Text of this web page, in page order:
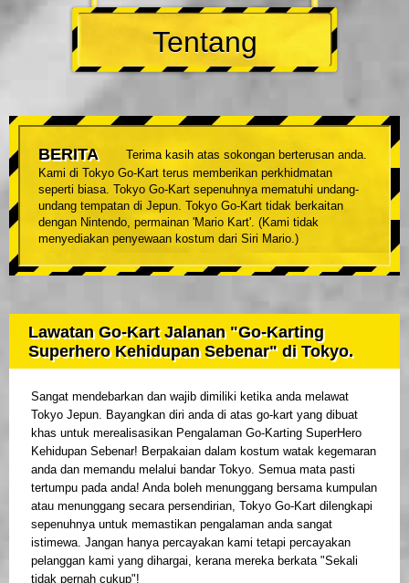
Tentang
BERITA
Terima kasih atas sokongan berterusan anda.
Kami di Tokyo Go-Kart terus memberikan perkhidmatan
seperti biasa. Tokyo Go-Kart sepenuhnya mematuhi undang-
undang tempatan di Jepun. Tokyo Go-Kart tidak berkaitan
dengan Nintendo, permainan 'Mario Kart'. (Kami tidak
menyediakan penyewaan kostum dari Siri Mario.)
Lawatan Go-Kart Jalanan "Go-Karting
Superhero Kehidupan Sebenar" di Tokyo.
Sangat mendebarkan dan wajib dimiliki ketika anda melawat
Tokyo Jepun. Bayangkan diri anda di atas go-kart yang dibuat
khas untuk merealisasikan Pengalaman Go-Karting SuperHero
Kehidupan Sebenar! Berpakaian dalam kostum watak kegemaran
anda dan memandu melalui bandar Tokyo. Semua mata pasti
tertumpu pada anda! Anda boleh menunggang bersama kumpulan
atau menunggang secara persendirian, Tokyo Go-Kart dilengkapi
sepenuhnya untuk memastikan pengalaman anda sangat
istimewa. Jangan hanya percayakan kami tetapi percayakan
pelanggan kami yang dihargai, kerana mereka berkata "Sekali
tidak pernah cukup"!